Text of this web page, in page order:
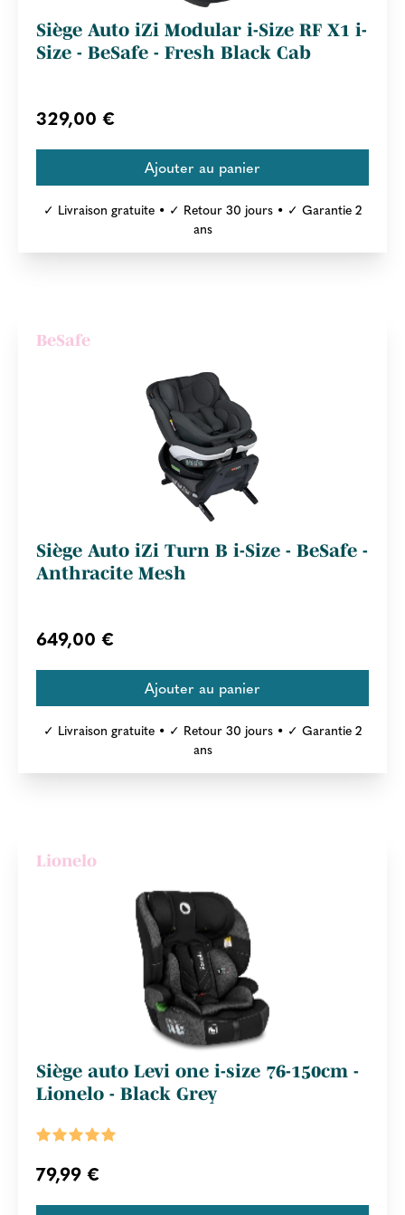
Siège Auto iZi Modular i-Size RF X1 i-
Size - BeSafe - Fresh Black Cab
329,00 €
✓ Livraison gratuite • ✓ Retour 30 jours • ✓ Garantie 2
ans
BeSafe
Siège Auto iZi Turn B i-Size - BeSafe -
Anthracite Mesh
649,00 €
✓ Livraison gratuite • ✓ Retour 30 jours • ✓ Garantie 2
ans
Lionelo
Siège auto Levi one i-size 76-150cm -
Lionelo - Black Grey
79,99 €